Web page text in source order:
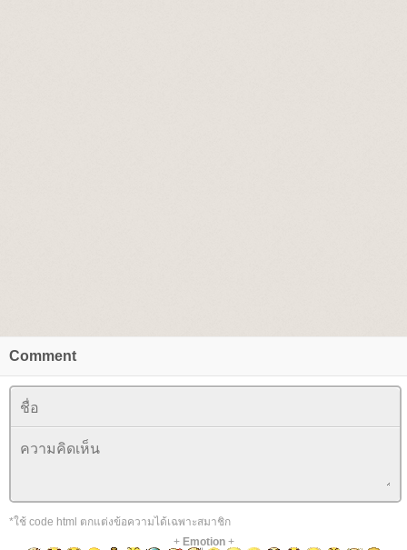
Comment
*ใช้ code html ตกแต่งข้อความได้เฉพาะสมาชิก
+ Emotion+